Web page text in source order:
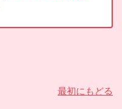
最初にもどる